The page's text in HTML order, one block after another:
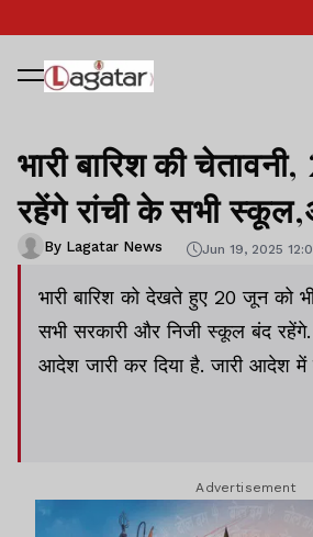
भारी बारिश की
रहेंगे रांची के सभी
By Lagatar News Jun 19, 2025
भारी बारिश को देखते हुए 20 जून को
सभी सरकारी और निजी स्कूल बंद रहेंगे.
आदेश जारी कर दिया है. जारी आदेश में
Advertisement